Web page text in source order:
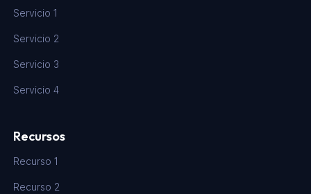
Servicio 1
Servicio 2
Servicio 3
Servicio 4
Recursos
Recurso 1
Recurso 2